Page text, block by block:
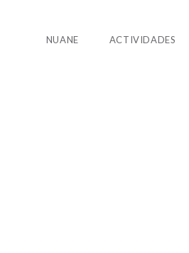
NUANE ACTIVIDADES